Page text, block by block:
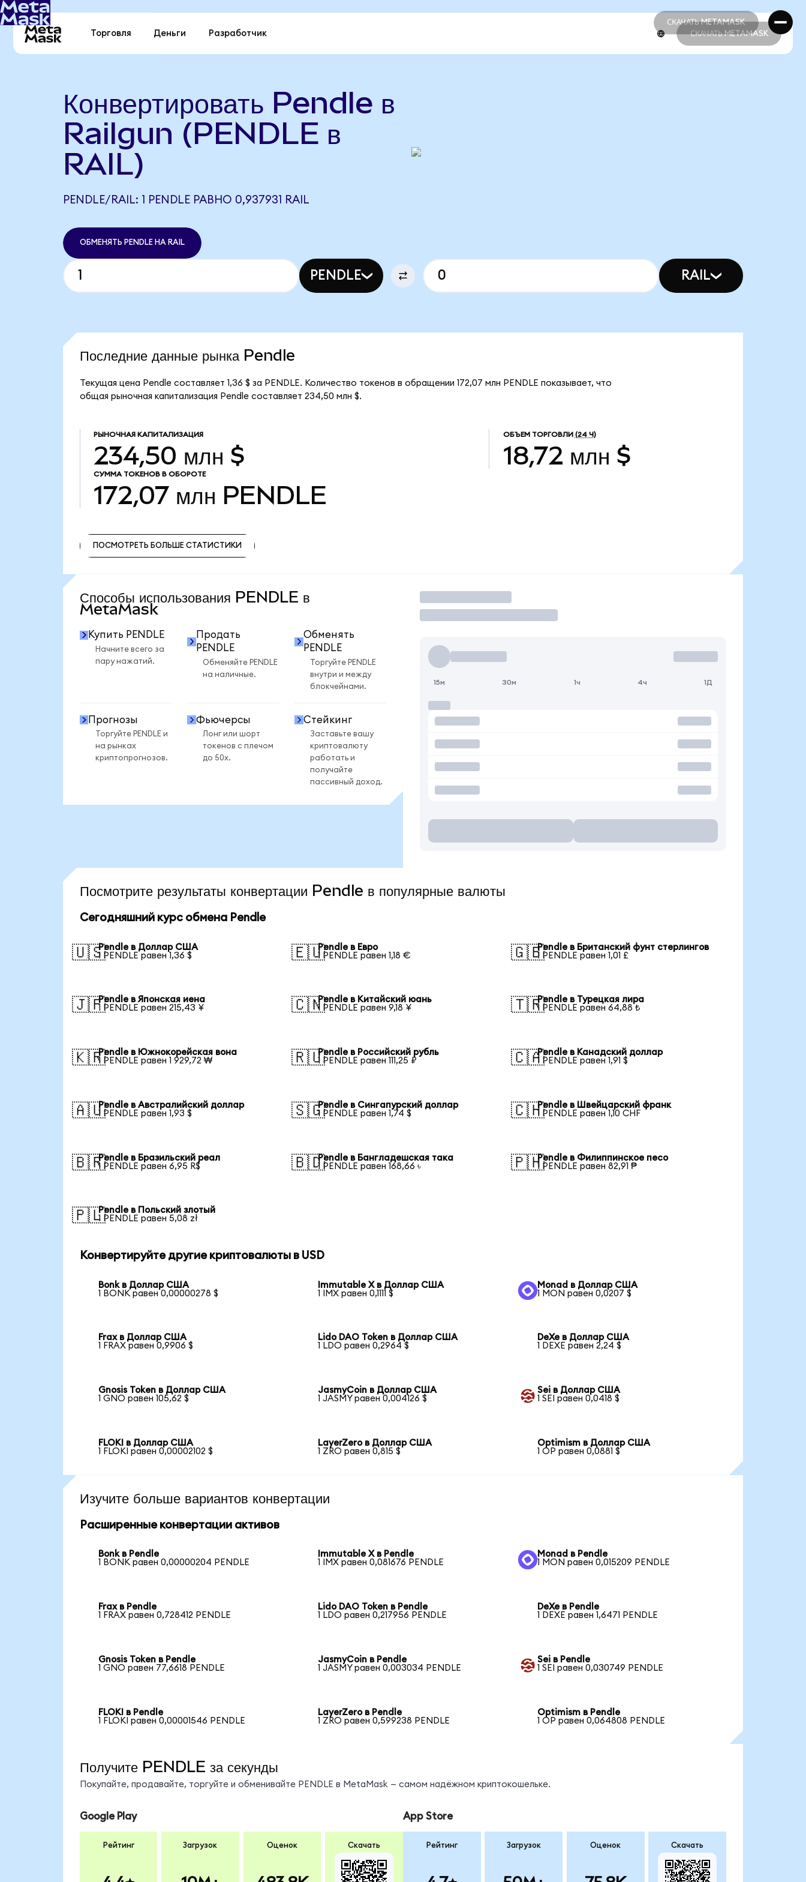
СКАЧАТЬ METAMASK
СКАЧАТЬ METAMASK
Торговля Деньги Разработчик СКАЧАТЬ METAMASK
Конвертировать Pendle в
Railgun (PENDLE в
RAIL)
PENDLE/RAIL: 1 PENDLE РАВНО 0,937931 RAIL
ОБМЕНЯТЬ PENDLE НА RAIL
PENDLE RAIL
Последние данные рынка Pendle
Текущая цена Pendle составляет 1,36 $ за PENDLE. Количество токенов в обращении 172,07 млн PENDLE показывает, что
общая рыночная капитализация Pendle составляет 234,50 млн $.
РЫНОЧНАЯ КАПИТАЛИЗАЦИЯ
234,50 млн $
ОБЪЕМ ТОРГОВЛИ (24 Ч)
18,72 млн $
СУММА ТОКЕНОВ В ОБОРОТЕ
172,07 млн PENDLE
ПОСМОТРЕТЬ БОЛЬШЕ СТАТИСТИКИ
Способы использования PENDLE в
MetaMask
Купить PENDLE
Начните всего за
пару нажатий.
Продать
PENDLE
Обменяйте PENDLE
на наличные.
Обменять
PENDLE
Торгуйте PENDLE
внутри и между
блокчейнами.
Прогнозы
Торгуйте PENDLE и
на рынках
криптопрогнозов.
Фьючерсы
Лонг или шорт
токенов с плечом
до 50x.
Стейкинг
Заставьте вашу
криптовалюту
работать и
получайте
пассивный доход.
Торговать
15м 30м 1ч 4ч 1Д
Посмотрите результаты конвертации Pendle в популярные валюты
Сегодняшний курс обмена Pendle
🇺🇸Pendle в Доллар США
1 PENDLE равен 1,36 $
🇪🇺Pendle в Евро
1 PENDLE равен 1,18 €
🇬🇧Pendle в Британский фунт стерлингов
1 PENDLE равен 1,01 £
🇯🇵Pendle в Японская иена
1 PENDLE равен 215,43 ¥
🇨🇳Pendle в Китайский юань
1 PENDLE равен 9,18 ¥
🇹🇷Pendle в Турецкая лира
1 PENDLE равен 64,88 ₺
🇰🇷Pendle в Южнокорейская вона
1 PENDLE равен 1 929,72 ₩
🇷🇺Pendle в Российский рубль
1 PENDLE равен 111,25 ₽
🇨🇦Pendle в Канадский доллар
1 PENDLE равен 1,91 $
🇦🇺Pendle в Австралийский доллар
1 PENDLE равен 1,93 $
🇸🇬Pendle в Сингапурский доллар
1 PENDLE равен 1,74 $
🇨🇭Pendle в Швейцарский франк
1 PENDLE равен 1,10 CHF
🇧🇷Pendle в Бразильский реал
1 PENDLE равен 6,95 R$
🇧🇩Pendle в Бангладешская така
1 PENDLE равен 168,66 ৳
🇵🇭Pendle в Филиппинское песо
1 PENDLE равен 82,91 ₱
🇵🇱Pendle в Польский злотый
1 PENDLE равен 5,08 zł
Конвертируйте другие криптовалюты в USD
Bonk в Доллар США
1 BONK равен 0,00000278 $
Immutable X в Доллар США
1 IMX равен 0,1111 $
Monad в Доллар США
1 MON равен 0,0207 $
Frax в Доллар США
1 FRAX равен 0,9906 $
Lido DAO Token в Доллар США
1 LDO равен 0,2964 $
DeXe в Доллар США
1 DEXE равен 2,24 $
Gnosis Token в Доллар США
1 GNO равен 105,62 $
JasmyCoin в Доллар США
1 JASMY равен 0,004126 $
Sei в Доллар США
1 SEI равен 0,0418 $
FLOKI в Доллар США
1 FLOKI равен 0,00002102 $
LayerZero в Доллар США
1 ZRO равен 0,815 $
Optimism в Доллар США
1 OP равен 0,0881 $
Изучите больше вариантов конвертации
Расширенные конвертации активов
Bonk в Pendle
1 BONK равен 0,00000204 PENDLE
Immutable X в Pendle
1 IMX равен 0,081676 PENDLE
Monad в Pendle
1 MON равен 0,015209 PENDLE
Frax в Pendle
1 FRAX равен 0,728412 PENDLE
Lido DAO Token в Pendle
1 LDO равен 0,217956 PENDLE
DeXe в Pendle
1 DEXE равен 1,6471 PENDLE
Gnosis Token в Pendle
1 GNO равен 77,6618 PENDLE
JasmyCoin в Pendle
1 JASMY равен 0,003034 PENDLE
Sei в Pendle
1 SEI равен 0,030749 PENDLE
FLOKI в Pendle
1 FLOKI равен 0,00001546 PENDLE
LayerZero в Pendle
1 ZRO равен 0,599238 PENDLE
Optimism в Pendle
1 OP равен 0,064808 PENDLE
Получите PENDLE за секунды
Покупайте, продавайте, торгуйте и обменивайте PENDLE в MetaMask — самом надёжном криптокошельке.
Google Play
Рейтинг Загрузок Оценок Скачать
App Store
Рейтинг Загрузок Оценок Скачать